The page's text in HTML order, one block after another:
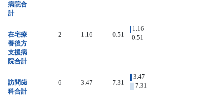
病院合
計
在宅療
養後方
支援病
院合計
2 1.16 0.51
1.16
0.51
訪問歯
科合計
6 3.47 7.31
3.47
7.31